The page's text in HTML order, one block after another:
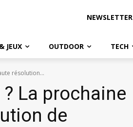
NEWSLETTER
JEUX OUTDOOR TECH
résolution...
? La prochaine
de